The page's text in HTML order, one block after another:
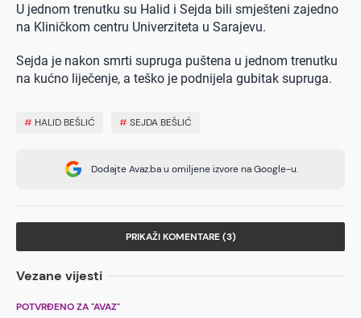
U jednom trenutku su Halid i Sejda bili smješteni zajedno
na Kliničkom centru Univerziteta u Sarajevu.
Sejda je nakon smrti supruga puštena u jednom trenutku
na kućno liječenje, a teško je podnijela gubitak supruga.
# HALID BEŠLIĆ #SEJDA BEŠLIĆ
Dodajte Avaz.ba u omiljene izvore na Google-u.
PRIKAŽI KOMENTARE (3)
Vezane vijesti
POTVRĐENO ZA "AVAZ"